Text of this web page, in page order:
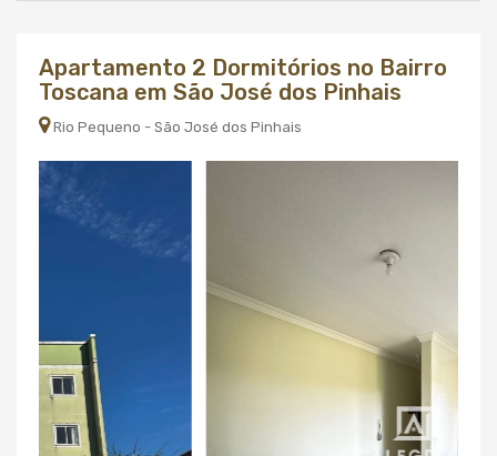
Apartamento 2 Dormitórios no Bairro
Toscana em São José dos Pinhais
Rio Pequeno - São José dos Pinhais